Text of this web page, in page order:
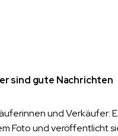
sind gute Nachrichten
und Verkäufer:
Foto und veröffentlicht